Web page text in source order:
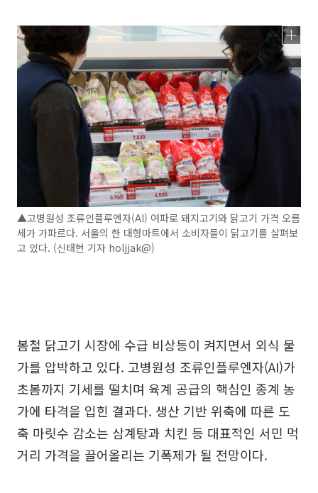
▲고병원성 조류인플루엔자(AI) 여파로 돼지고기와 닭고기 가격 오름
세가 가파르다. 서울의 한 대형마트에서 소비자들이 닭고기를 살펴보
고 있다. (신태현 기자 holjjak@)
봄철 닭고기 시장에 수급 비상등이 켜지면서 외식 물
가를 압박하고 있다. 고병원성 조류인플루엔자(AI)가
초봄까지 기세를 떨치며 육계 공급의 핵심인 종계 농
가에 타격을 입힌 결과다. 생산 기반 위축에 따른 도
축 마릿수 감소는 삼계탕과 치킨 등 대표적인 서민 먹
거리 가격을 끌어올리는 기폭제가 될 전망이다.